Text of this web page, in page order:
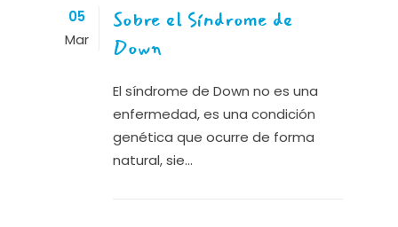
05
Mar
Sobre el Síndrome de
Down
El síndrome de Down no es una
enfermedad, es una condición
genética que ocurre de forma
natural, sie...